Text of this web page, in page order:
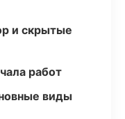
и скрытые
работ
виды